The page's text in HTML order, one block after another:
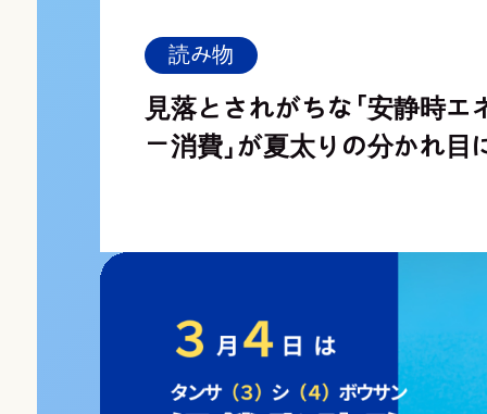
読み物
見落とされがちな「安静時エ
ー消費」が夏太りの分かれ目